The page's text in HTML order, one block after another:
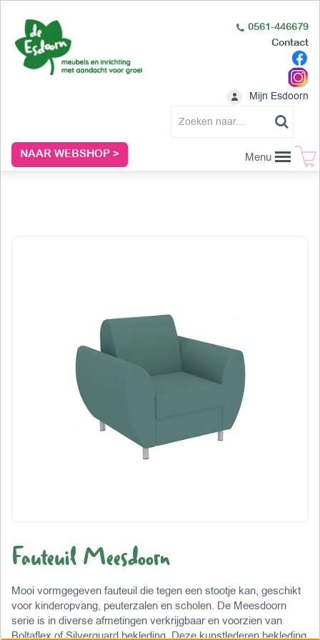
NAAR WEBSHOP >
0561-446679
Contact
Mijn Esdoorn
Menu
Fauteuil Meesdoorn
Mooi vormgegeven fauteuil die tegen een stootje kan, geschikt
voor kinderopvang, peuterzalen en scholen. De Meesdoorn
serie is in diverse afmetingen verkrijgbaar en voorzien van
Boltaflex of Silverguard bekleding. Deze kunstlederen bekleding